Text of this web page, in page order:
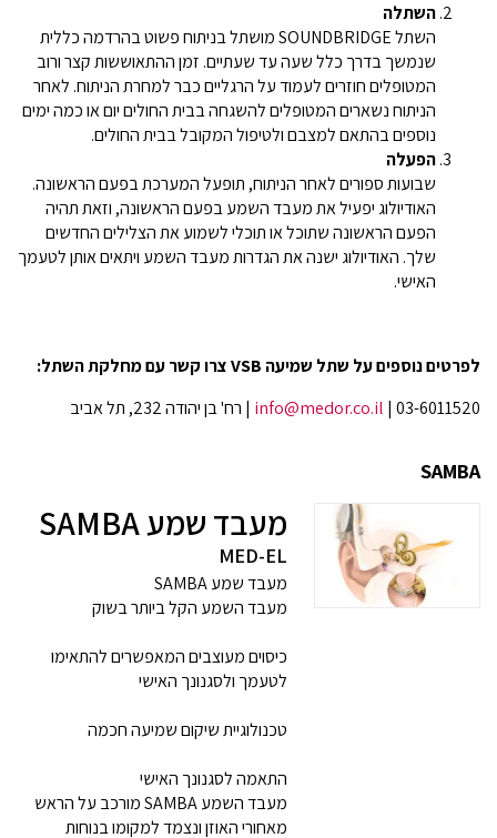
השתלה
השתל SOUNDBRIDGE מושתל בניתוח פשוט בהרדמה כללית
שנמשך בדרך כלל שעה עד שעתיים. זמן ההתאוששות קצר ורוב
המטופלים חוזרים לעמוד על הרגליים כבר למחרת הניתוח. לאחר
הניתוח נשארים המטופלים להשגחה בבית החולים יום או כמה ימים
נוספים בהתאם למצבם ולטיפול המקובל בבית החולים.
הפעלה
שבועות ספורים לאחר הניתוח, תופעל המערכת בפעם הראשונה.
האודיולוג יפעיל את מעבד השמע בפעם הראשונה, וזאת תהיה
הפעם הראשונה שתוכל או תוכלי לשמוע את הצלילים החדשים
שלך. האודיולוג ישנה את הגדרות מעבד השמע ויתאים אותן לטעמך
האישי.
לפרטים נוספים על שתל שמיעה VSB צרו קשר עם מחלקת השתל:
03-6011520​ |
| רח' בן יהודה 232, תל אביב
SAMBA
מעבד שמע SAMBA
MED-EL
מעבד שמע SAMBA
מעבד השמע הקל ביותר בשוק
כיסוים מעוצבים המאפשרים להתאימו
לטעמך ולסגנונך האישי
טכנולוגיית שיקום שמיעה חכמה
התאמה לסגנונך האישי
מעבד השמע SAMBA מורכב על הראש
מאחורי האוזן ונצמד למקומו בנוחות